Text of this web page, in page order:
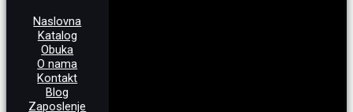
Naslovna
Katalog
Obuka
O nama
Kontakt
Blog
Zaposlenje